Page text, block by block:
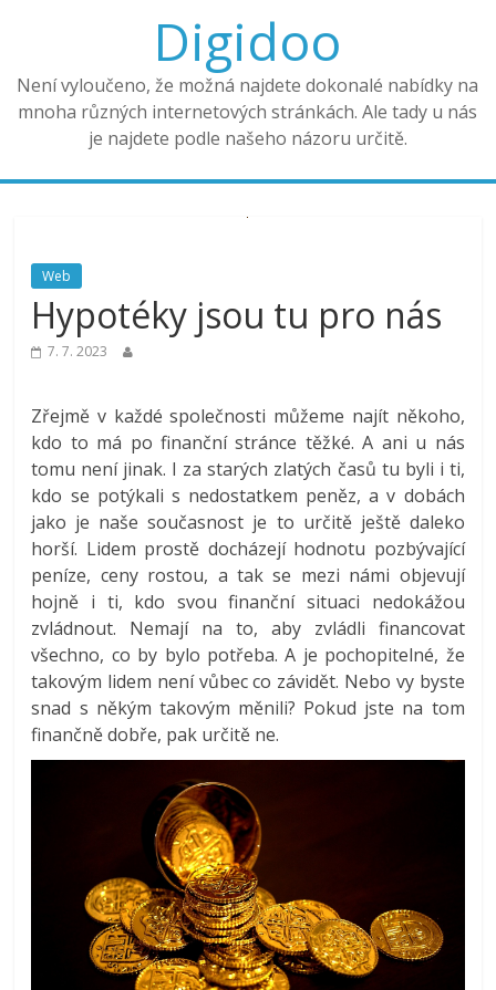
Digidoo
Není vyloučeno, že možná najdete dokonalé nabídky na
mnoha různých internetových stránkách. Ale tady u nás
je najdete podle našeho názoru určitě.
Web
Hypotéky jsou tu pro nás
7. 7. 2023
Zřejmě v každé společnosti můžeme najít někoho,
kdo to má po finanční stránce těžké. A ani u nás
tomu není jinak. I za starých zlatých časů tu byli i ti,
kdo se potýkali s nedostatkem peněz, a v dobách
jako je naše současnost je to určitě ještě daleko
horší. Lidem prostě docházejí hodnotu pozbývající
peníze, ceny rostou, a tak se mezi námi objevují
hojně i ti, kdo svou finanční situaci nedokážou
zvládnout. Nemají na to, aby zvládli financovat
všechno, co by bylo potřeba. A je pochopitelné, že
takovým lidem není vůbec co závidět. Nebo vy byste
snad s někým takovým měnili? Pokud jste na tom
finančně dobře, pak určitě ne.